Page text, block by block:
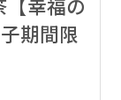
【幸福の
期間限